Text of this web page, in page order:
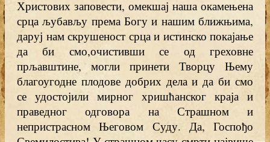
Христових заповести, омекшај наша окамењена
срца љубављу према Богу и нашим ближњима,
даруј нам скрушеност срца и истинско покајање
да би смо,очистивши се од греховне
прљавштине, могли принети Творцу Њему
благоугодне плодове добрих дела и да би смо
се удостојили мирног хришћанског краја и
праведног одговора на Страшном и
непристрасном Његовом Суду. Да, Госпођо